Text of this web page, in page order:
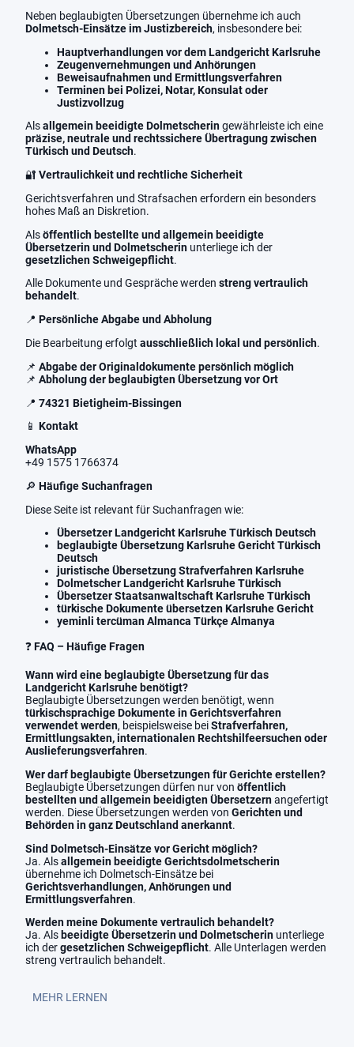
Neben beglaubigten Übersetzungen übernehme ich auch
Dolmetsch-Einsätze im Justizbereich, insbesondere bei:
Hauptverhandlungen vor dem Landgericht Karlsruhe
Zeugenvernehmungen und Anhörungen
Beweisaufnahmen und Ermittlungsverfahren
Terminen bei Polizei, Notar, Konsulat oder
Justizvollzug
Alsallgemein beeidigte Dolmetscheringewährleiste ich eine
präzise, neutrale und rechtssichere Übertragung zwischen
Türkisch und Deutsch.
🔐 Vertraulichkeit und rechtliche Sicherheit
Gerichtsverfahren und Strafsachen erfordern ein besonders
hohes Maß an Diskretion.
Alsöffentlich bestellte und allgemein beeidigte
Übersetzerin und Dolmetscherin unterliege ich der
gesetzlichen Schweigepflicht.
Alle Dokumente und Gespräche werden streng vertraulich
behandelt.
📍 Persönliche Abgabe und Abholung
Die Bearbeitung erfolgt ausschließlich lokal und persönlich.
📌 Abgabe der Originaldokumente persönlich möglich
📌 Abholung der beglaubigten Übersetzung vor Ort
📍 74321 Bietigheim-Bissingen
📱 Kontakt
WhatsApp
+49 1575 1766374
🔎 Häufige Suchanfragen
Diese Seite ist relevant für Suchanfragen wie:
Übersetzer Landgericht Karlsruhe Türkisch Deutsch
beglaubigte Übersetzung Karlsruhe Gericht Türkisch
Deutsch
juristische Übersetzung Strafverfahren Karlsruhe
Dolmetscher Landgericht Karlsruhe Türkisch
Übersetzer Staatsanwaltschaft Karlsruhe Türkisch
türkische Dokumente übersetzen Karlsruhe Gericht
yeminli tercüman Almanca Türkçe Almanya
❓FAQ – Häufige Fragen
Wann wird eine beglaubigte Übersetzung für das
Landgericht Karlsruhe benötigt?
Beglaubigte Übersetzungen werden benötigt, wenn
türkischsprachige Dokumente in Gerichtsverfahren
verwendet werden, beispielsweise beiStrafverfahren,
Ermittlungsakten, internationalen Rechtshilfeersuchen oder
Auslieferungsverfahren.
Wer darf beglaubigte Übersetzungen für Gerichte erstellen?
Beglaubigte Übersetzungen dürfen nur von öffentlich
bestellten und allgemein beeidigten Übersetzernangefertigt
werden. Diese Übersetzungen werden von Gerichten und
Behörden in ganz Deutschland anerkannt.
Sind Dolmetsch-Einsätze vor Gericht möglich?
Ja. Alsallgemein beeidigte Gerichtsdolmetscherin
übernehme ich Dolmetsch-Einsätze bei
Gerichtsverhandlungen, Anhörungen und
Ermittlungsverfahren.
Werden meine Dokumente vertraulich behandelt?
Ja. Als beeidigte Übersetzerin und Dolmetscherin unterliege
ich dergesetzlichen Schweigepflicht. Alle Unterlagen werden
streng vertraulich behandelt.
MEHR LERNEN